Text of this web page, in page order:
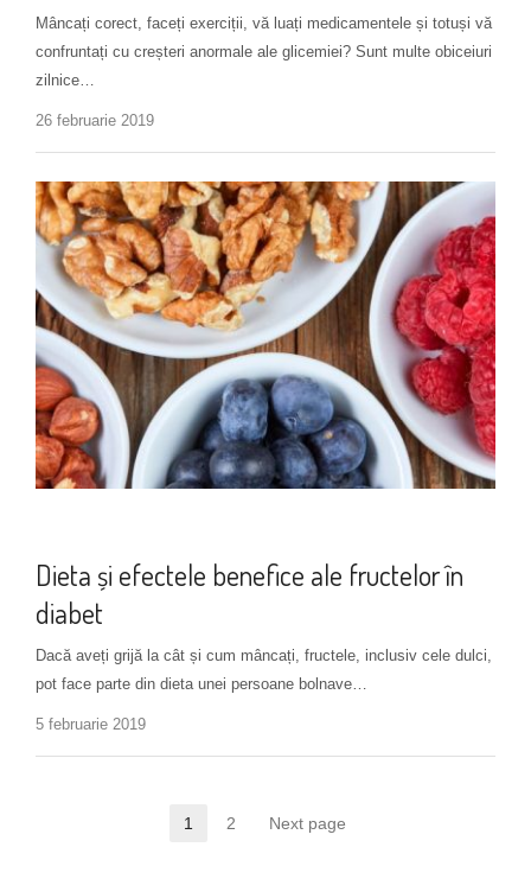
Mâncați corect, faceți exerciții, vă luați medicamentele și totuși vă
confruntați cu creșteri anormale ale glicemiei? Sunt multe obiceiuri
zilnice…
26 februarie 2019
Dieta și efectele benefice ale fructelor în
diabet
Dacă aveți grijă la cât și cum mâncați, fructele, inclusiv cele dulci,
pot face parte din dieta unei persoane bolnave…
5 februarie 2019
Page
1 Page
2 Next page